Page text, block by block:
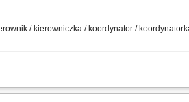
/ kierowniczka / koordynator /
zadania: Prowadzenie własnej